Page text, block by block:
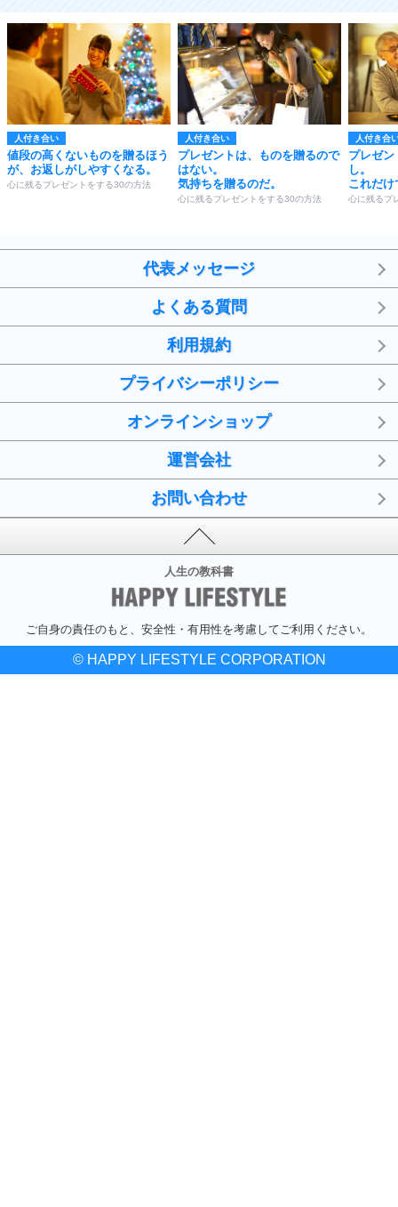
人付き合い
値段の高くないものを贈るほう
が、お返しがしやすくなる。
心に残るプレゼントをする30の方法
人付き合い
プレゼントは、ものを贈るので
はない。
気持ちを贈るのだ。
心に残るプレゼントをする30の方法
人付き合
プレゼ
し。
これだけ
心に残るプ
代表メッセージ
よくある質問
利用規約
プライバシーポリシー
オンラインショップ
運営会社
お問い合わせ
人生の教科書
ご自身の責任のもと、安全性・有用性を考慮してご利用ください。
© HAPPY LIFESTYLE CORPORATION